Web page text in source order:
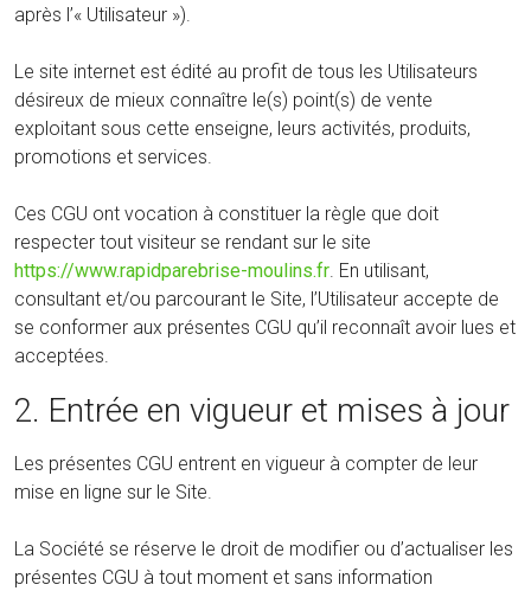
après l’« Utilisateur »).
Le site internet est édité au profit de tous les Utilisateurs
désireux de mieux connaître le(s) point(s) de vente
exploitant sous cette enseigne, leurs activités, produits,
promotions et services.
Ces CGU ont vocation à constituer la règle que doit
respecter tout visiteur se rendant sur le site
https://www.rapidparebrise-moulins.fr. En utilisant,
consultant et/ou parcourant le Site, l’Utilisateur accepte de
se conformer aux présentes CGU qu’il reconnaît avoir lues et
acceptées.
2. Entrée en vigueur et mises à jour
Les présentes CGU entrent en vigueur à compter de leur
mise en ligne sur le Site.
La Société se réserve le droit de modifier ou d’actualiser les
présentes CGU à tout moment et sans information